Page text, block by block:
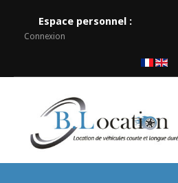
Espace personnel :
Connexion